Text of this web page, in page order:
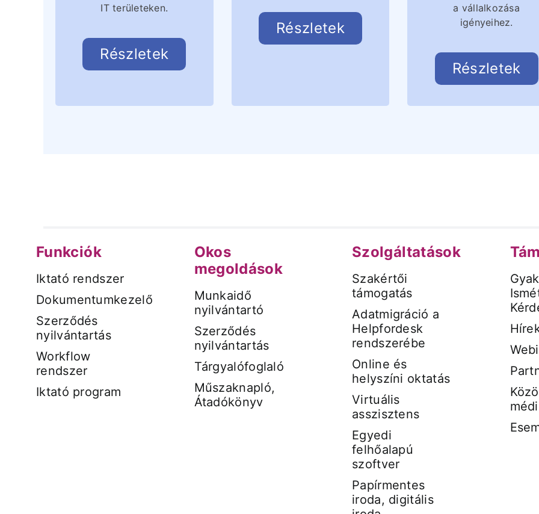
IT területeken.
Részletek
Részletek
a vállalkozása
igényeihez.
Részletek
Funkciók
Iktató rendszer
Dokumentumkezelő
Szerződés
nyilvántartás
Workflow
rendszer
Iktató program
Okos
megoldások
Munkaidő
nyilvántartó
Szerződés
nyilvántartás
Tárgyalófoglaló
Műszaknapló,
Átadókönyv
Szolgáltatások
Szakértői
támogatás
Adatmigráció a
Helpfordesk
rendszerébe
Online és
helyszíni oktatás
Virtuális
asszisztens
Egyedi
felhőalapú
szoftver
Papírmentes
iroda, digitális